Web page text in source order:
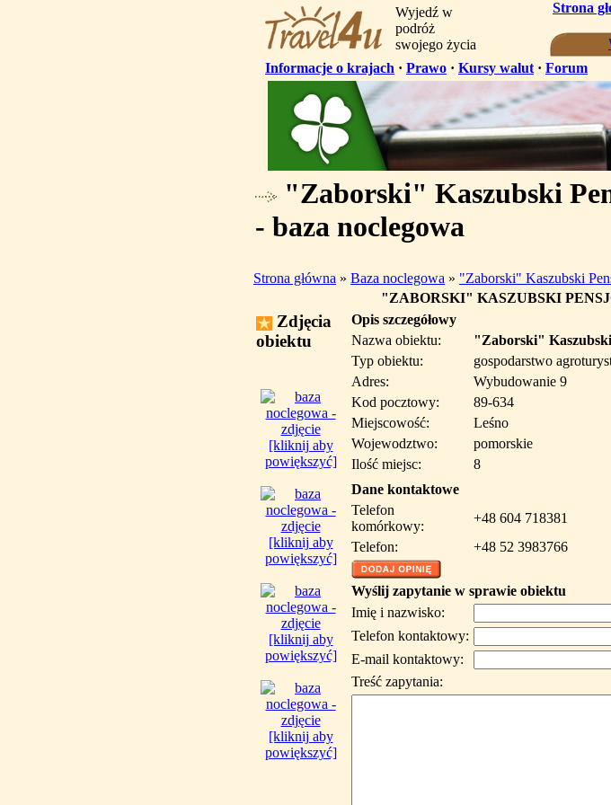
Wyjedź w
podróż
swojego życia
Strona
Informacje o krajach · Prawo · Kursy walut · Forum
"Zaborski" Kaszubski
- baza noclegowa
Strona główna » Baza noclegowa » "Zaborski" Kaszubski
"ZABORSKI" KASZUBSKI
Zdjęcia
obiektu
[kliknij aby
powiększyć]
[kliknij aby
powiększyć]
[kliknij aby
powiększyć]
[kliknij aby
powiększyć]
Opis szczegółowy
Nazwa obiektu:
"Zaborski"
Typ obiektu:
gospodarstwo
Adres:
Wybudowanie 9
Kod pocztowy:
89-634
Miejscowość:
Leśno
Wojewodztwo:
pomorskie
Ilość miejsc:
8
Dane kontaktowe
Telefon
komórkowy:
+48 604 718381
Telefon:
+48 52 3983766
Wyślij zapytanie w sprawie obiektu
Imię i nazwisko:
Telefon kontaktowy:
E-mail kontaktowy:
Treść zapytania: